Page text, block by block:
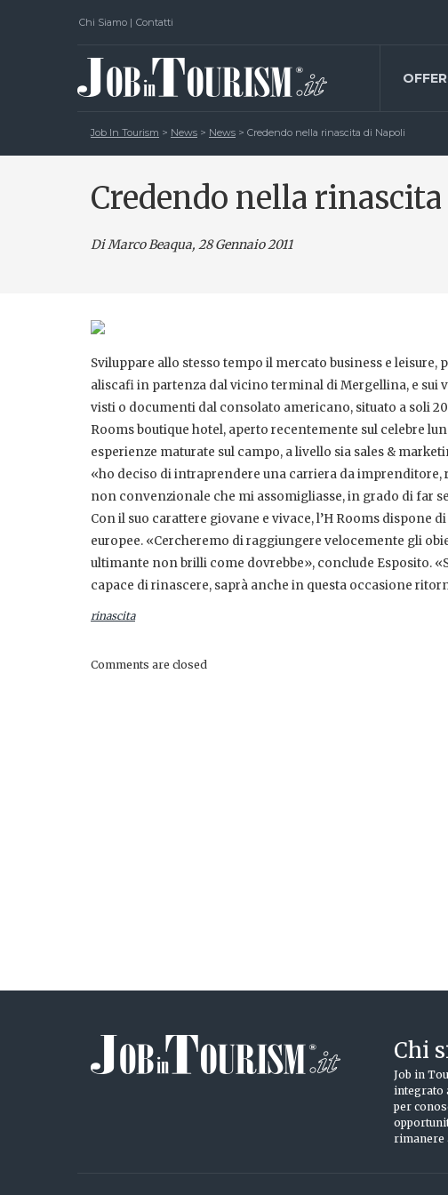
Chi Siamo | Contatti
Job In Tourism > News > News > Credendo nella rinascita di Napoli
Credendo nella
Di Marco Beaqua, 28 Gennaio 2011
Sviluppare allo stesso tempo il mercato business e
aliscafi in partenza dal vicino terminal di Mergellina, e sui
visti o documenti dal consolato americano, situato a soli
Rooms boutique hotel, aperto recentemente sul celebre
esperienze maturate sul campo, a livello sia sales &
«ho deciso di intraprendere una carriera da
non convenzionale che mi assomigliasse, in grado di far
Con il suo carattere giovane e vivace, l’H Rooms
europee. «Cercheremo di raggiungere velocemente gli
ultimante non brilli come dovrebbe», conclude Esposito.
capace di rinascere, saprà anche in questa occasione
rinascita
Comments are closed
Chi
Job in
integrato
per
rimanere